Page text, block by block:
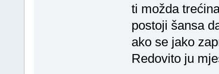
ti možda
postoji šansa
ako se jako
Redovito ju